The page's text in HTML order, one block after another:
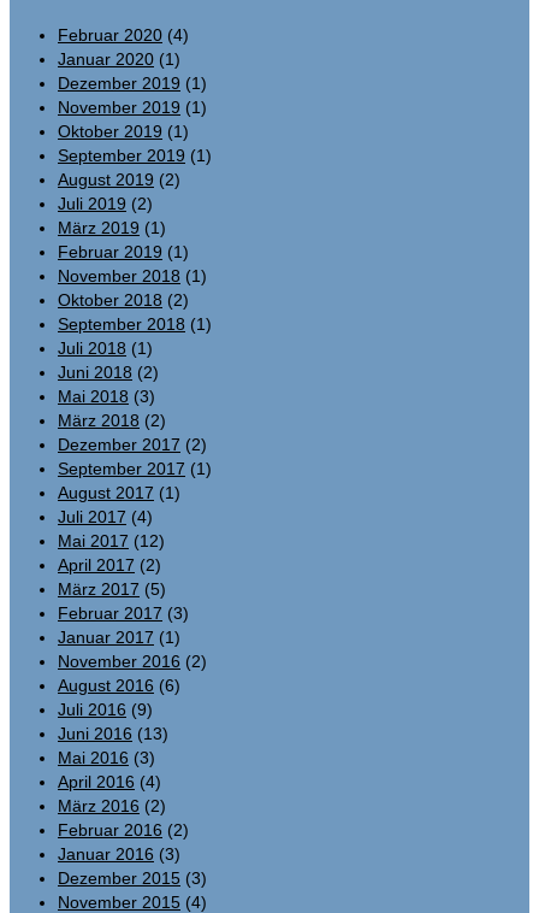
Februar 2020 (4)
Januar 2020 (1)
Dezember 2019 (1)
November 2019 (1)
Oktober 2019 (1)
September 2019 (1)
August 2019 (2)
Juli 2019 (2)
März 2019 (1)
Februar 2019 (1)
November 2018 (1)
Oktober 2018 (2)
September 2018 (1)
Juli 2018 (1)
Juni 2018 (2)
Mai 2018 (3)
März 2018 (2)
Dezember 2017 (2)
September 2017 (1)
August 2017 (1)
Juli 2017 (4)
Mai 2017 (12)
April 2017 (2)
März 2017 (5)
Februar 2017 (3)
Januar 2017 (1)
November 2016 (2)
August 2016 (6)
Juli 2016 (9)
Juni 2016 (13)
Mai 2016 (3)
April 2016 (4)
März 2016 (2)
Februar 2016 (2)
Januar 2016 (3)
Dezember 2015 (3)
November 2015 (4)